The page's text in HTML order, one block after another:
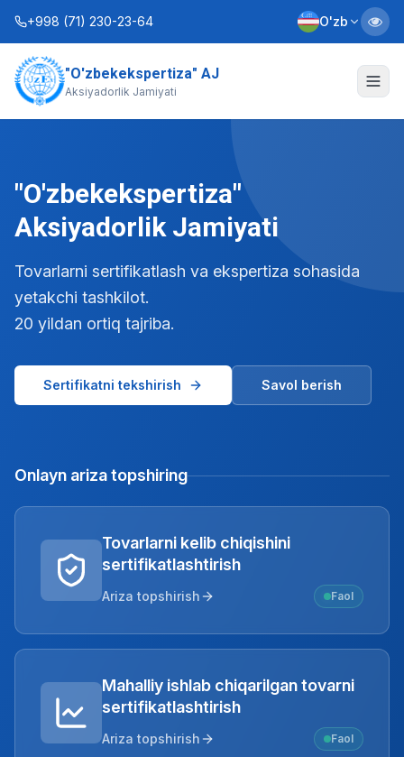
+998 (71) 230-23-64 O'zb
"O'zbekekspertiza" AJ
Aksiyadorlik Jamiyati
Biz haqimizda
Axborot xizmati
Nizom Biznes rejalar
+998 (90) 712-12-36
"O'zbekekspertiza"
Aksiyadorlik Jamiyati
Tovarlarni sertifikatlash va ekspertiza sohasida
yetakchi tashkilot.
20 yildan ortiq tajriba.
Sertifikatni tekshirish Savol berish
Onlayn ariza topshiring
Tovarlarni kelib chiqishini
sertifikatlashtirish
Ariza topshirish Faol
Mahalliy ishlab chiqarilgan tovarni
sertifikatlashtirish
Ariza topshirish Faol